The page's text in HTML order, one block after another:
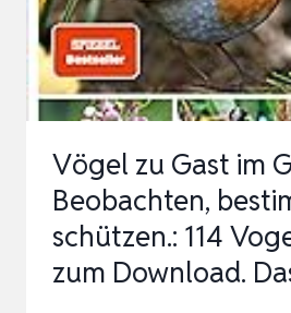
VÖGEL
BESTIMMEN.
MIT
DOWNLOAD
Vögel zu Gast im
Beobachten,
schützen.: 114
zum Download.